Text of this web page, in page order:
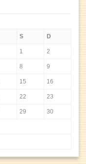
S D
1 2
8 9
15 16
22 23
29 30